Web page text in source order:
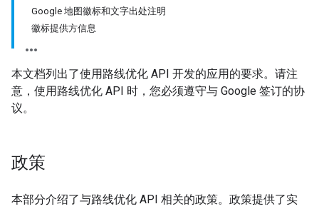
Google 地图徽标和文字出处注明
徽标提供方信息
本文档列出了使用路线优化 API 开发的应用的要求。请注
意，使用路线优化 API 时，您必须遵守与 Google 签订的协
议。
政策
本部分介绍了与路线优化 API 相关的政策。政策提供了实